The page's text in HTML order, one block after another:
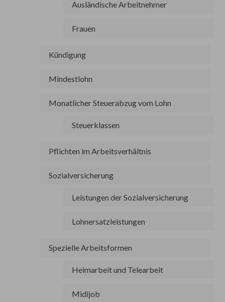
Ausländische Arbeitnehmer
Frauen
Kündigung
Mindestlohn
Monatlicher Steuerabzug vom Lohn
Steuerklassen
Pflichten im Arbeitsverhältnis
Sozialversicherung
Leistungen der Sozialversicherung
Lohnersatzleistungen
Spezielle Arbeitsformen
Heimarbeit und Telearbeit
Midijob